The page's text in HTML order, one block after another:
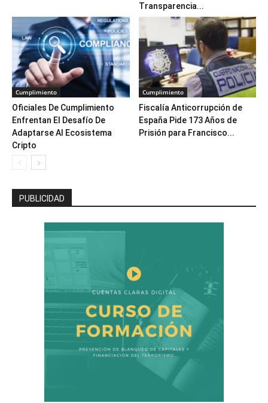
Transparencia...
Cumplimiento
Oficiales De Cumplimiento
Enfrentan El Desafío De
Adaptarse Al Ecosistema
Cripto
Cumplimiento
Fiscalía Anticorrupción de
España Pide 173 Años de
Prisión para Francisco...
PUBLICIDAD